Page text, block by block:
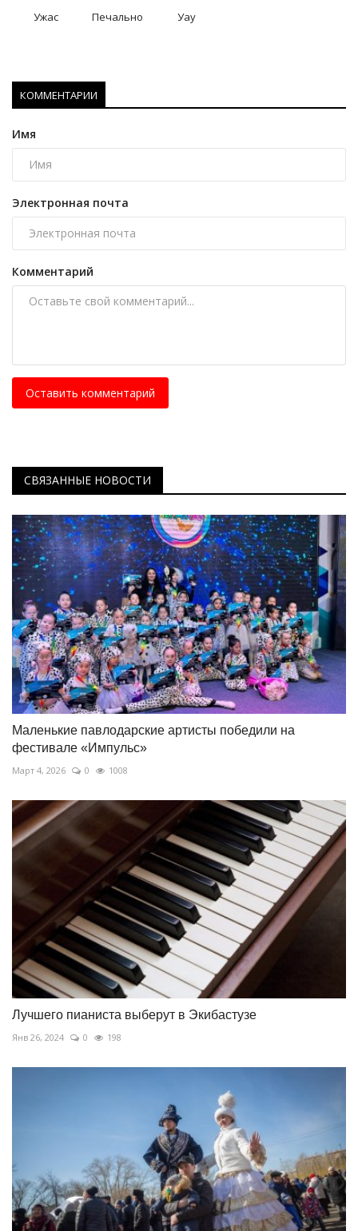
Ужас Печально Уау
КОММЕНТАРИИ
Имя
Электронная почта
Комментарий
Оставить комментарий
СВЯЗАННЫЕ НОВОСТИ
Маленькие павлодарские артисты победили на
фестивале «Импульс»
Март 4, 2026 0 1008
Лучшего пианиста выберут в Экибастузе
Янв 26, 2024 0 198